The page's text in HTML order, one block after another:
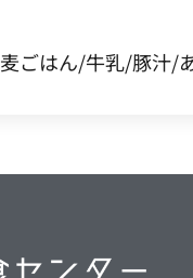
麦ごはん/牛乳/豚汁/